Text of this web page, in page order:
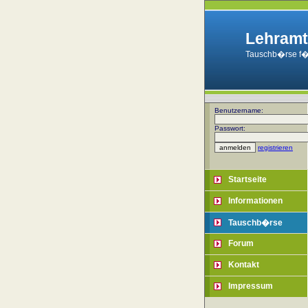
Tauschb�rse
Benutzername:
Passwort:
registrieren
Startseite
Informationen
Tauschb�rse
Forum
Kontakt
Impressum